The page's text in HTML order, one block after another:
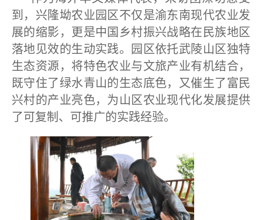
到，兴隆坳农业园区不仅是渝东南现代农业发
展的缩影，更是中国乡村振兴战略在民族地区
落地见效的生动实践。园区依托武陵山区独特
生态资源，将特色农业与文旅产业有机结合，
既守住了绿水青山的生态底色，又催生了富民
兴村的产业亮色，为山区农业现代化发展提供
了可复制、可推广的实践经验。